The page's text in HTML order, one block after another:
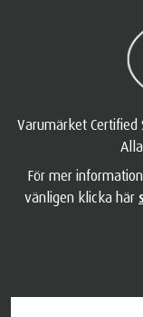
Varumärket Certified
För mer
vänligen klicka här